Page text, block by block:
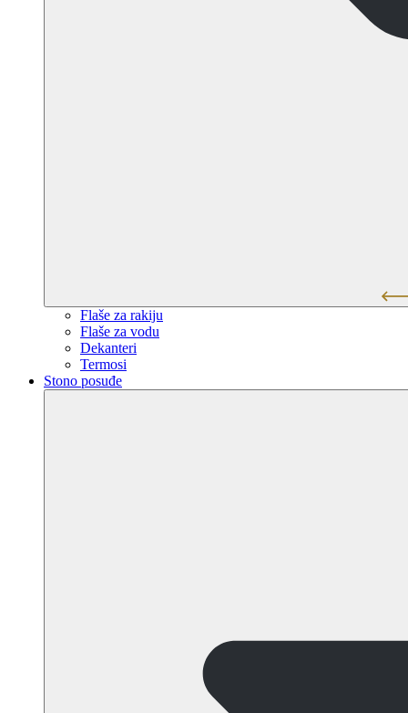
Flaše za rakiju
Flaše za vodu
Dekanteri
Termosi
Stono posuđe